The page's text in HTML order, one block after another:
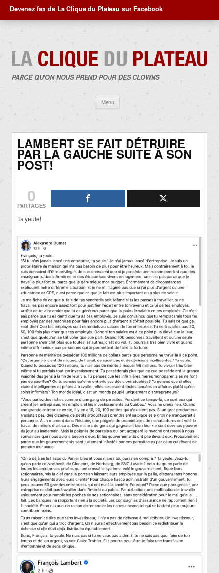
Devenez fan de La Clique du Plateau sur Facebook
PARCE QU'ON NOUS PREND POUR DES CLOWNS
Menu
contenu
LAMBERT SE FAIT DÉTRUIRE
PAR LA GAUCHE SUITE À SON
POST!
0
PARTAGES
Ta yeule!